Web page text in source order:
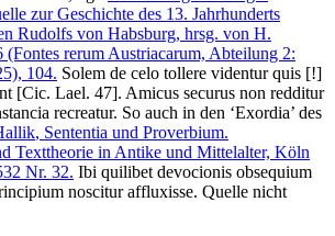
zur Geschichte des 13. Jahrhunderts
Rudolfs von Habsburg, hrsg. von H.
(Fontes rerum Austriacarum, Abteilung 2:
104. Solem de celo tollere videntur quis [!]
[Cic. Lael. 47]. Amicus securus non redditur
recreatur. So auch in den ‘Exordia’ des
, Sententia und Proverbium.
Texttheorie in Antike und Mittelalter, Köln
Nr. 32. Ibi quilibet devocionis obsequium
noscitur affluxisse. Quelle nicht